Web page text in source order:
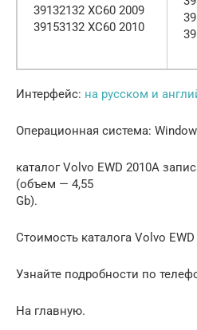
39132132 XC60 2009
39153132 XC60 2010
Интерфейс: на русском и
Операционная система:
каталог Volvo EWD 2010А
(объем — 4,55
Gb).
Стоимость каталога Volvo
Узнайте подробности по
На главную.